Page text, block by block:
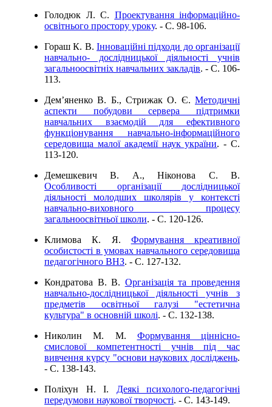
Голодюк Л. С. Проектування інформаційно-
освітнього простору уроку. - C. 98-106.
Гораш К. В. Інноваційні підходи до організації
навчально- дослідницької діяльності учнів
загальноосвітніх навчальних закладів. - C. 106-
113.
Дем’яненко В. Б., Стрижак О. Є. Методичні
аспекти побудови сервера підтримки
навчальних взаємодій для ефективного
функціонування навчально-інформаційного
середовища малої академії наук україни. - C.
113-120.
Демешкевич В. А., Ніконова С. В.
Особливості організації дослідницької
діяльності молодших школярів у контексті
навчально-виховного процесу
загальноосвітньої школи. - C. 120-126.
Климова К. Я. Формування креативної
особистості в умовах навчального середовища
педагогічного ВНЗ. - C. 127-132.
Кондратова В. В. Організація та проведення
навчально-дослідницької діяльності учнів з
предметів освітньої галузі "естетична
культура" в основній школі. - C. 132-138.
Николин М. М. Формування ціннісно-
смислової компетентності учнів під час
вивчення курсу "основи наукових досліджень.
- C. 138-143.
Поліхун Н. І. Деякі психолого-педагогічні
передумови наукової творчості. - C. 143-149.